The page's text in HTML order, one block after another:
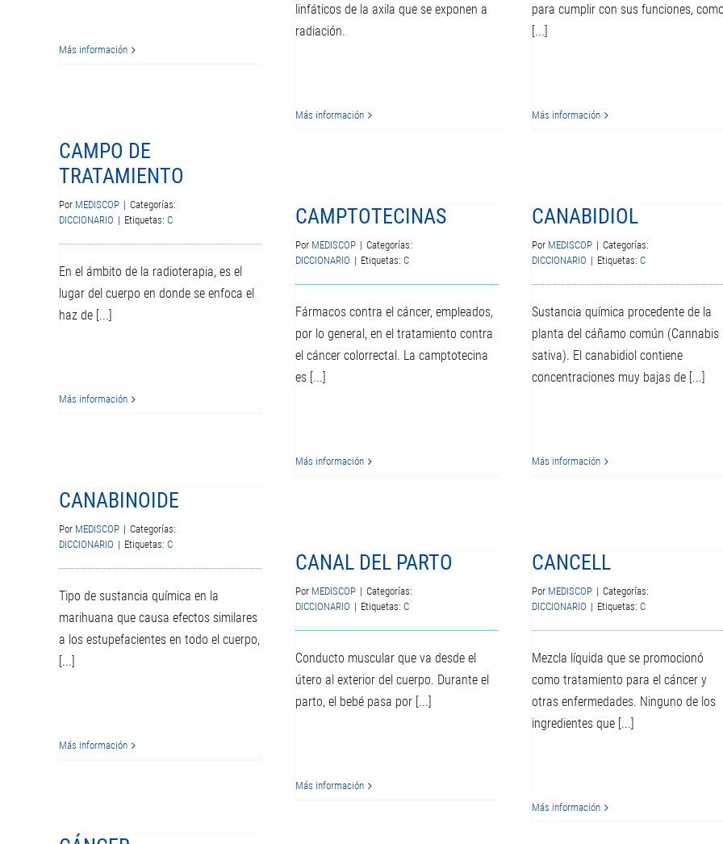
Más información
para cumplir con sus funciones,
[...]
Más información
linfáticos de la axila que se exponen a
radiación.
Más información
CAMPO DE
TRATAMIENTO
Por MEDISCOP | Categorías:
DICCIONARIO | Etiquetas: C
En el ámbito de la radioterapia, es el
lugar del cuerpo en donde se enfoca el
haz de [...]
Más información
CAMPTOTECINAS
Por MEDISCOP | Categorías:
DICCIONARIO | Etiquetas: C
Fármacos contra el cáncer, empleados,
por lo general, en el tratamiento contra
el cáncer colorrectal. La camptotecina
es [...]
Más información
CANABIDIOL
Por MEDISCOP | Categorías:
DICCIONARIO | Etiquetas: C
Sustancia química procedente de la
planta del cáñamo común (Cannabis
sativa). El canabidiol contiene
concentraciones muy bajas de [...]
Más información
CANABINOIDE
Por MEDISCOP | Categorías:
DICCIONARIO | Etiquetas: C
Tipo de sustancia química en la
marihuana que causa efectos similares
a los estupefacientes en todo el cuerpo,
[...]
Más información
CANAL DEL PARTO
Por MEDISCOP | Categorías:
DICCIONARIO | Etiquetas: C
Conducto muscular que va desde el
útero al exterior del cuerpo. Durante el
parto, el bebé pasa por [...]
Más información
CANCELL
Por MEDISCOP | Categorías:
DICCIONARIO | Etiquetas: C
Mezcla líquida que se promocionó
como tratamiento para el cáncer y
otras enfermedades. Ninguno de los
ingredientes que [...]
Más información